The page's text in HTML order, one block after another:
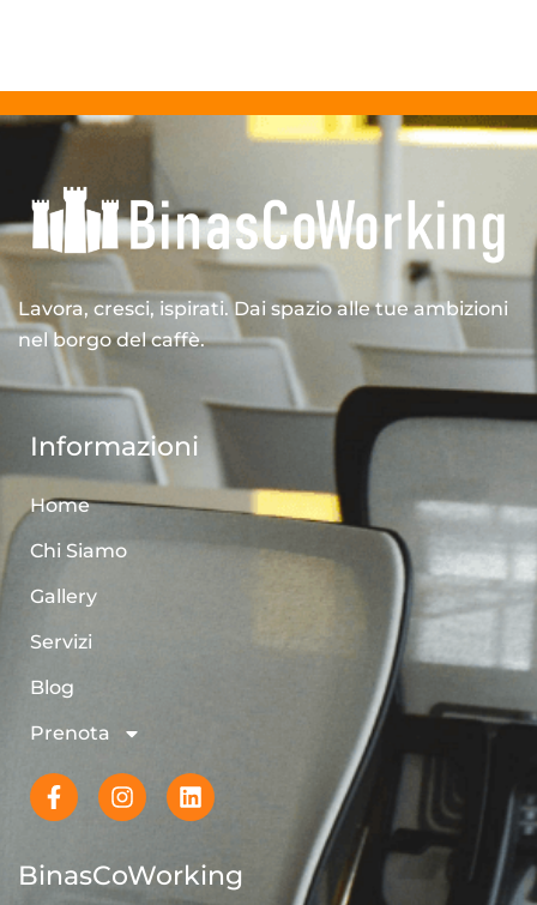
Lavora, cresci, ispirati. Dai spazio alle tue ambizioni
nel borgo del caffè.
Informazioni
Home
Chi Siamo
Gallery
Servizi
Blog
Prenota
BinasCoWorking